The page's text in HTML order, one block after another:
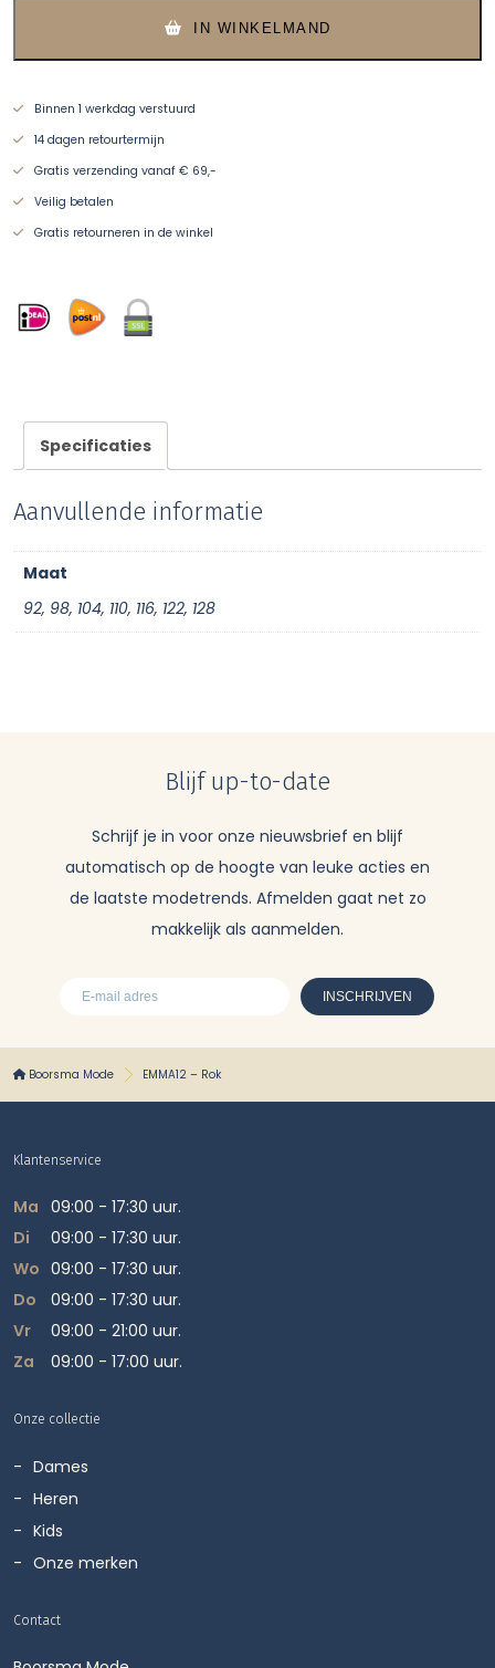
IN WINKELMAND
Binnen 1 werkdag verstuurd
14 dagen retourtermijn
Gratis verzending vanaf € 69,-
Veilig betalen
Gratis retourneren in de winkel
Specificaties
Aanvullende informatie
Maat
92, 98, 104, 110, 116, 122, 128
Blijf up-to-date
Schrijf je in voor onze nieuwsbrief en blijf
automatisch op de hoogte van leuke acties en
de laatste modetrends. Afmelden gaat net zo
makkelijk als aanmelden.
Boorsma Mode EMMA12 – Rok
Klantenservice
Ma 09:00 - 17:30 uur.
Di
09:00 - 17:30 uur.
Wo 09:00 - 17:30 uur.
Do
09:00 - 17:30 uur.
Vr
09:00 - 21:00 uur.
Za
09:00 - 17:00 uur.
Onze collectie
Dames
Heren
Kids
Onze merken
Contact